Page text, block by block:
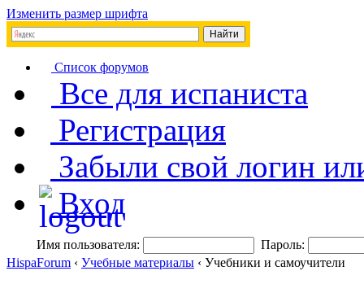
Изменить размер шрифта
Список форумов
Все для испаниста
Регистрация
Забыли свой логин
Вход
Имя пользователя:
Пароль:
HispaForum ‹ Учебные материалы ‹ Учебники и самоучители